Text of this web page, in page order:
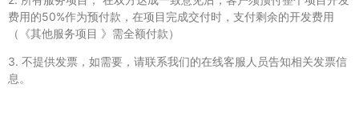
费用的50%作为预付款，在项目完成交付时，支付剩余的开发费用
（《其他服务项目 》需全额付款）
3. 不提供发票，如需要，请联系我们的在线客服人员告知相关发票信
息。